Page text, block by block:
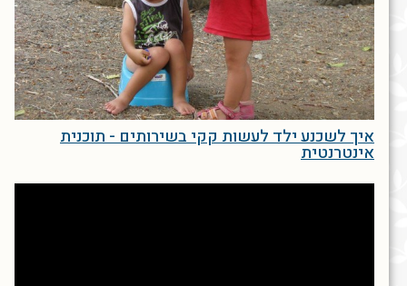
איך לשכנע ילד לעשות קקי בשירותים - תוכנית
אינטרנטית